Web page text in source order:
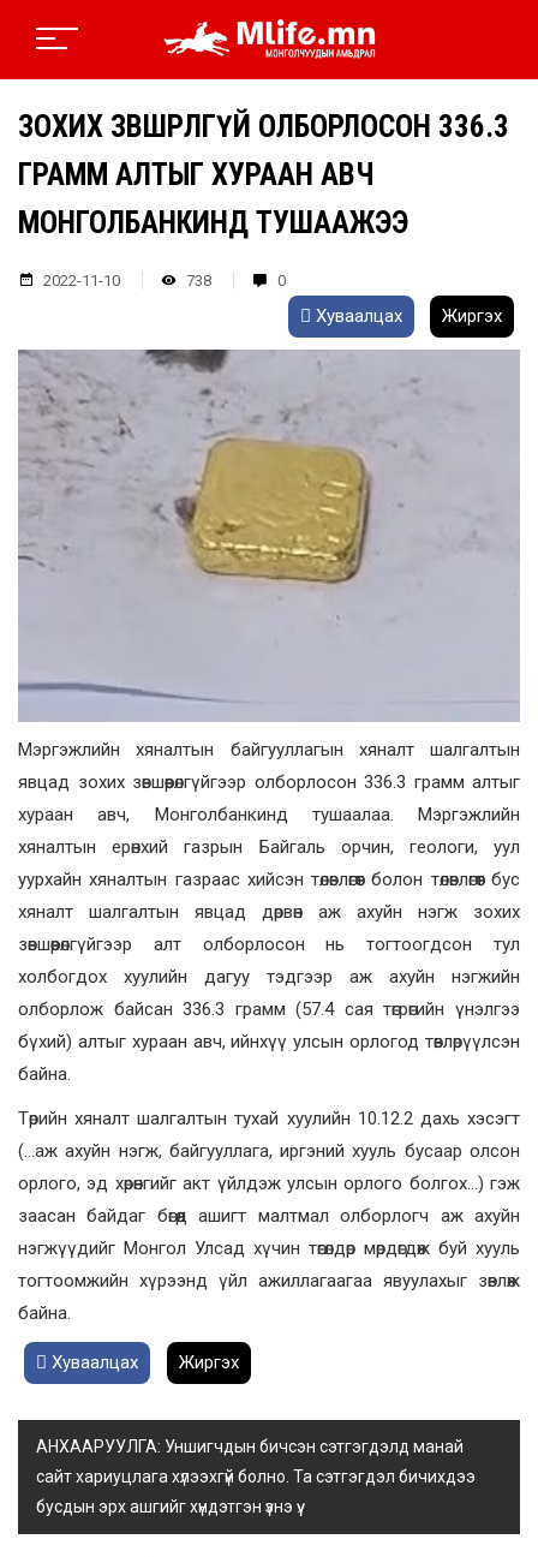
ЗОХИХ ЗӨВШӨӨРӨЛГҮЙ ОЛБОРЛОСОН 336.3
ГРАММ АЛТЫГ ХУРААН АВЧ
МОНГОЛБАНКИНД ТУШААЖЭЭ
2022-11-10 738 0
Хуваалцах Жиргэх
Мэргэжлийн хяналтын байгууллагын хяналт шалгалтын
явцад зохих зөвшөөрөлгүйгээр олборлосон 336.3 грамм алтыг
хураан авч, Монголбанкинд тушаалаа. Мэргэжлийн
хяналтын ерөнхий газрын Байгаль орчин, геологи, уул
уурхайн хяналтын газраас хийсэн төлөвлөгөөт болон төлөвлөгөөт бус
хяналт шалгалтын явцад дөрвөн аж ахуйн нэгж зохих
зөвшөөрөлгүйгээр алт олборлосон нь тогтоогдсон тул
холбогдох хуулийн дагуу тэдгээр аж ахуйн нэгжийн
олборлож байсан 336.3 грамм (57.4 сая төгрөгийн үнэлгээ
бүхий) алтыг хураан авч, ийнхүү улсын орлогод төвлөрүүлсэн
байна.
Төрийн хяналт шалгалтын тухай хуулийн 10.12.2 дахь хэсэгт
(…аж ахуйн нэгж, байгууллага, иргэний хууль бусаар олсон
орлого, эд хөрөнгийг акт үйлдэж улсын орлого болгох…) гэж
заасан байдаг бөгөөд ашигт малтмал олборлогч аж ахуйн
нэгжүүдийг Монгол Улсад хүчин төгөлдөр мөрдөгдөж буй хууль
тогтоомжийн хүрээнд үйл ажиллагаагаа явуулахыг зөвлөж
байна.
Хуваалцах Жиргэх
АНХААРУУЛГА: Уншигчдын бичсэн сэтгэгдэлд манай
сайт хариуцлага хүлээхгүй болно. Та сэтгэгдэл бичихдээ
бусдын эрх ашгийг хүндэтгэн үзнэ үү.